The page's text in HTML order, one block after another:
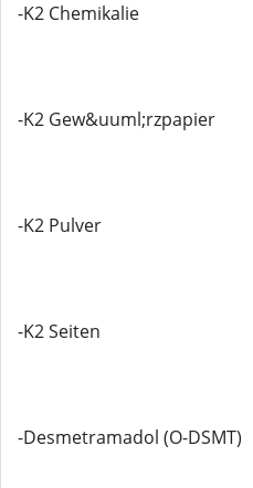
-K2 Chemikalie
-K2 Gew&uuml;rzpapier
-K2 Pulver
-K2 Seiten
-Desmetramadol (O-DSMT)